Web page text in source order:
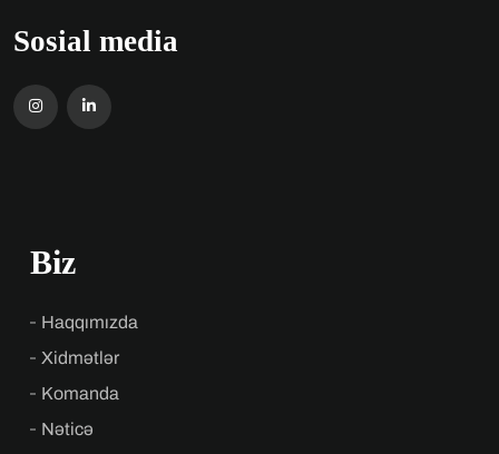
Sosial media
Biz
Haqqımızda
Xidmətlər
Komanda
Nəticə